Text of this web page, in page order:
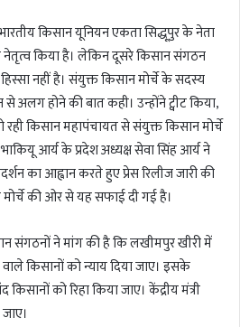
किसान यूनियन एकता सिद्धूपुर के नेता
किया है। लेकिन दूसरे किसान संगठन
नहीं है। संयुक्त किसान मोर्चे के सदस्य
से अलग होने की बात कही। उन्होंने ट्वीट किया,
रही किसान महापंचायत से संयुक्त किसान मोर्चे
आर्य के प्रदेश अध्यक्ष सेवा सिंह आर्य ने
का आह्वान करते हुए प्रेस रिलीज जारी की
की ओर से यह सफाई दी गई है।
संगठनों ने मांग की है कि लखीमपुर खीरी में
किसानों को न्याय दिया जाए। इसके
को रिहा किया जाए। केंद्रीय मंत्री